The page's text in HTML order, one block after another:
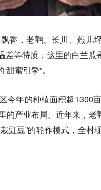
香，老鹳、长川、燕儿
等特质，这里的白兰
蜜引擎”。
今年的种植面积超1300
的产业布局。近年来，
豇豆”的轮作模式，全村